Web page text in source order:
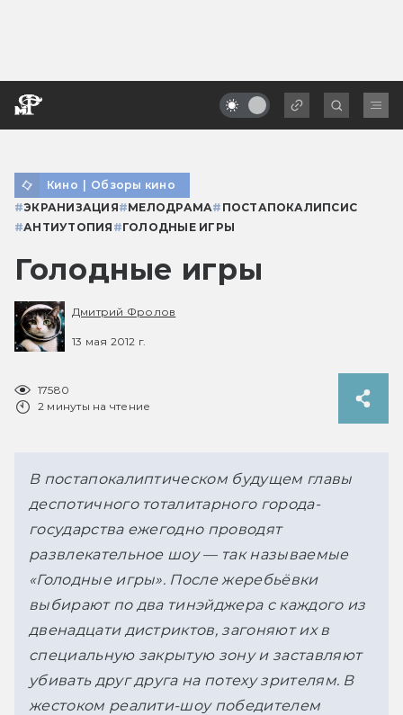
Кино | Обзоры кино
#ЭКРАНИЗАЦИЯ#МЕЛОДРАМА# ПОСТАПОКАЛИПСИС
#АНТИУТОПИЯ #ГОЛОДНЫЕ ИГРЫ
Голодные игры
Дмитрий Фролов
13 мая 2012 г.
17580
2 минуты на чтение
В постапокалиптическом будущем главы
деспотичного тоталитарного города-
государства ежегодно проводят
развлекательное шоу — так называемые
«Голодные игры». После жеребьёвки
выбирают по два тинэйджера с каждого из
двенадцати дистриктов, загоняют их в
специальную закрытую зону и заставляют
убивать друг друга на потеху зрителям. В
жестоком реалити-шоу победителем